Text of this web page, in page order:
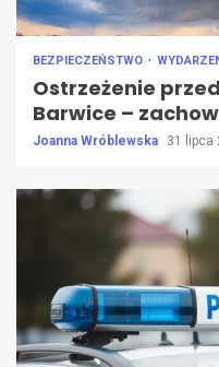
BEZPIECZEŃSTWO
Ostrzeżenie
Barwice –
Joanna Wróblewska 31 lipca